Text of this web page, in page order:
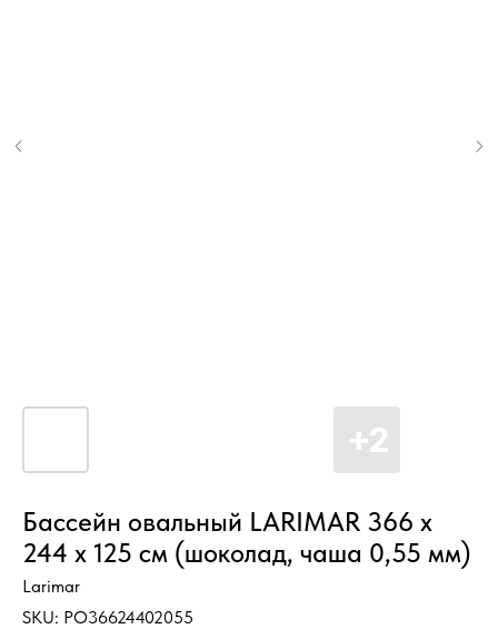
Бассейн овальный LARIMAR 366 х
244 х 125 см (шоколад, чаша 0,55 мм)
Larimar
SKU: PO36624402055